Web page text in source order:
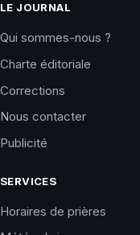
LE JOURNAL
Qui sommes-nous ?
Charte éditoriale
Corrections
Nous contacter
Publicité
SERVICES
Horaires de prières